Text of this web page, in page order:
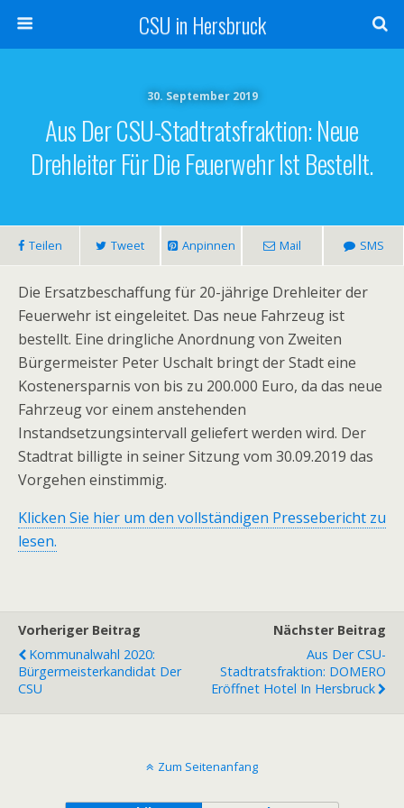
CSU in Hersbruck
30. September 2019
Aus Der CSU-Stadtratsfraktion: Neue
Drehleiter Für Die Feuerwehr Ist Bestellt.
Teilen Tweet Anpinnen Mail SMS
Die Ersatzbeschaffung für 20-jährige Drehleiter der
Feuerwehr ist eingeleitet. Das neue Fahrzeug ist
bestellt. Eine dringliche Anordnung von Zweiten
Bürgermeister Peter Uschalt bringt der Stadt eine
Kostenersparnis von bis zu 200.000 Euro, da das neue
Fahrzeug vor einem anstehenden
Instandsetzungsintervall geliefert werden wird. Der
Stadtrat billigte in seiner Sitzung vom 30.09.2019 das
Vorgehen einstimmig.
Klicken Sie hier um den vollständigen Pressebericht zu
lesen.
Vorheriger Beitrag
Kommunalwahl 2020:
Bürgermeisterkandidat Der
CSU
Nächster Beitrag
Aus Der CSU-
Stadtratsfraktion: DOMERO
Eröffnet Hotel In Hersbruck
Zum Seitenanfang